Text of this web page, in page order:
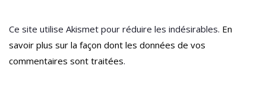
Ce site utilise Akismet pour réduire les indésirables. En
savoir plus sur la façon dont les données de vos
commentaires sont traitées.